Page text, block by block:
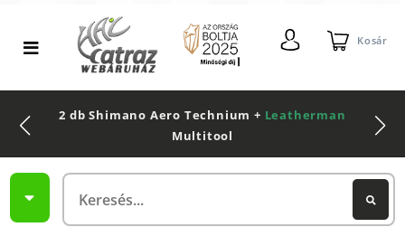
Kosár
2 db Shimano Aero Technium + Leatherman
Multitool